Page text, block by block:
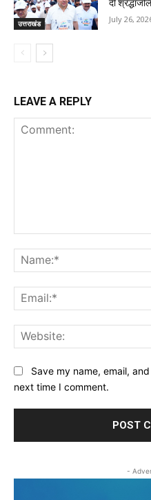
उत्तराखंड
दी
July 26,
LEAVE A REPLY
Save my name, email,
next time I comment.
-